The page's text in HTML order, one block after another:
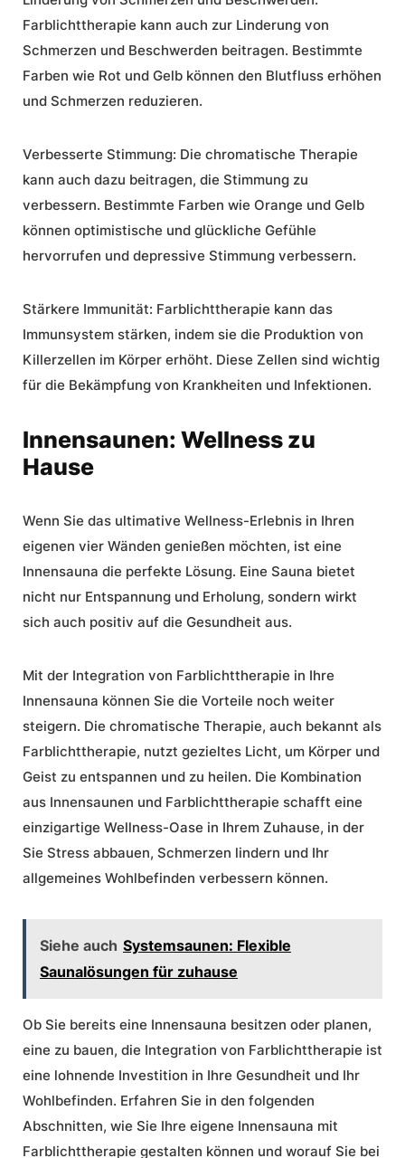
Farblichttherapie kann auch zur Linderung von
Schmerzen und Beschwerden beitragen. Bestimmte
Farben wie Rot und Gelb können den Blutfluss erhöhen
und Schmerzen reduzieren.
Verbesserte Stimmung: Die chromatische Therapie
kann auch dazu beitragen, die Stimmung zu
verbessern. Bestimmte Farben wie Orange und Gelb
können optimistische und glückliche Gefühle
hervorrufen und depressive Stimmung verbessern.
Stärkere Immunität: Farblichttherapie kann das
Immunsystem stärken, indem sie die Produktion von
Killerzellen im Körper erhöht. Diese Zellen sind wichtig
für die Bekämpfung von Krankheiten und Infektionen.
Innensaunen: Wellness zu
Hause
Wenn Sie das ultimative Wellness-Erlebnis in Ihren
eigenen vier Wänden genießen möchten, ist eine
Innensauna die perfekte Lösung. Eine Sauna bietet
nicht nur Entspannung und Erholung, sondern wirkt
sich auch positiv auf die Gesundheit aus.
Mit der Integration von Farblichttherapie in Ihre
Innensauna können Sie die Vorteile noch weiter
steigern. Die chromatische Therapie, auch bekannt als
Farblichttherapie, nutzt gezieltes Licht, um Körper und
Geist zu entspannen und zu heilen. Die Kombination
aus Innensaunen und Farblichttherapie schafft eine
einzigartige Wellness-Oase in Ihrem Zuhause, in der
Sie Stress abbauen, Schmerzen lindern und Ihr
allgemeines Wohlbefinden verbessern können.
Siehe auch Systemsaunen: Flexible
Saunalösungen für zuhause
Ob Sie bereits eine Innensauna besitzen oder planen,
eine zu bauen, die Integration von Farblichttherapie ist
eine lohnende Investition in Ihre Gesundheit und Ihr
Wohlbefinden. Erfahren Sie in den folgenden
Abschnitten, wie Sie Ihre eigene Innensauna mit
Farblichttherapie gestalten können und worauf Sie bei